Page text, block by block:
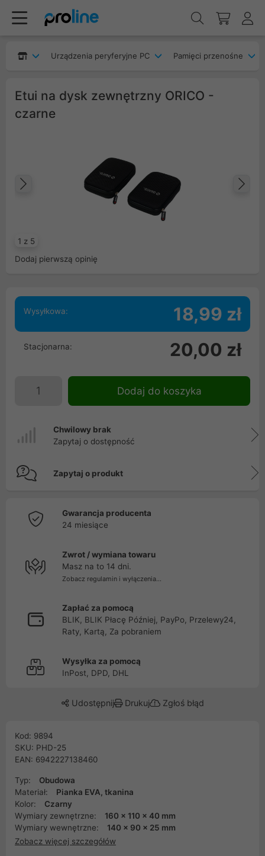
Urządzenia peryferyjne PC Pamięci przenośne
Etui na dysk zewnętrzny ORICO -
czarne
1 z 5
Poprzedni
Dodaj pierwszą opinię
Wysyłkowa: 18,99 zł
Stacjonarna: 20,00 zł
Dodaj do koszyka
Chwilowy brak
Zapytaj o dostępność
Zapytaj o produkt
Gwarancja producenta
24 miesiące
Zwrot / wymiana towaru
Masz na to 14 dni.
Zobacz regulamin i wyłączenia...
Zapłać za pomocą
BLIK, BLIK Płacę Później, PayPo, Przelewy24,
Raty, Kartą, Za pobraniem
Wysyłka za pomocą
InPost, DPD, DHL
Udostępnij Drukuj Zgłoś błąd
Kod: 9894
SKU: PHD-25
EAN: 6942227138460
Typ:
Obudowa
Materiał:
Pianka EVA, tkanina
Kolor:
Czarny
Wymiary zewnętrzne:
160 x 110 x 40 mm
Wymiary wewnętrzne:
140 x 90 x 25 mm
Zobacz więcej szczegółów